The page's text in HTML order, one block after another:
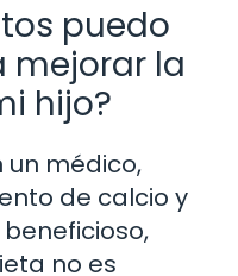
puedo
mejorar la
hijo?
un médico,
de calcio y
no es